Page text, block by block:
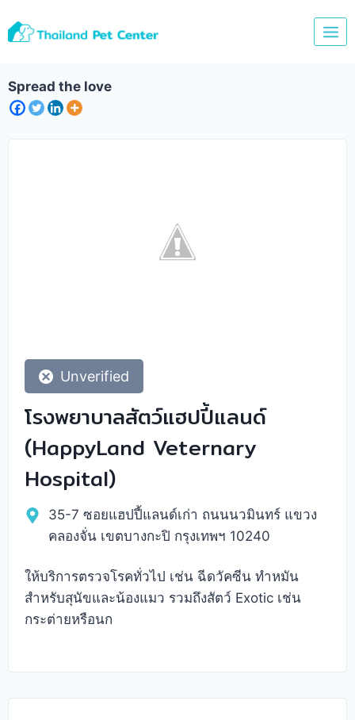
to
Spread the love
Unverified
โรงพยาบาลสัตว์แฮปปี้แลนด์
(HappyLand Veternary
Hospital)
35-7 ซอยแฮปปี้แลนด์เก่า ถนนนวมินทร์ แขวง
คลองจั่น เขตบางกะปิ กรุงเทพฯ 10240
ให้บริการตรวจโรคทั่วไป เช่น ฉีดวัคซีน ทำหมัน
สำหรับสุนัขและน้องแมว รวมถึงสัตว์ Exotic เช่น
กระต่ายหรือนก